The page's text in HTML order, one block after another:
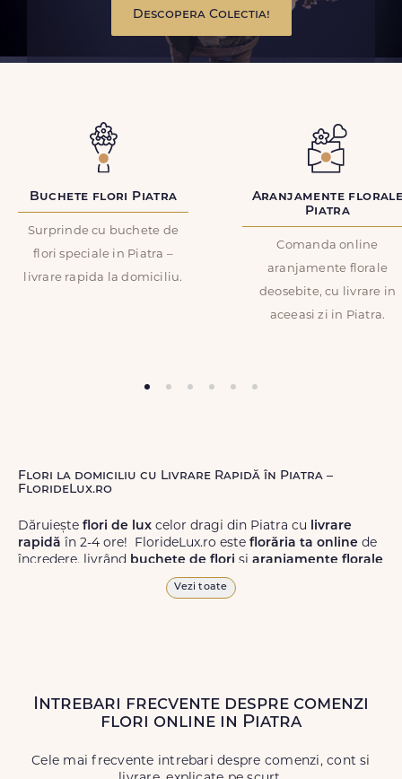
Descopera Colectia!
Buchete flori Piatra
Surprinde cu buchete de
flori speciale in Piatra –
livrare rapida la domiciliu.
Aranjamente
Piatra
Comanda online
aranjamente florale
deosebite, cu livrare in
aceeasi zi in Piatra.
Flori la domiciliu cu Livrare Rapidă în Piatra –
FlorideLux.ro
Dăruiește flori de lux celor dragi din Piatra cu livrare
rapidă în 2-4 ore! FlorideLux.ro este florăria ta online de
încredere, livrând buchete de flori și aranjamente florale
de calitate superioară în Piatra și în toată România.
Livrăm buchete de florichiar și în weekend, pentru ca tu
să poți adresa un gest frumos atunci când ai nevoie.
Vezi toate
Intrebari frecvente despre comenzi
flori online in Piatra
Cele mai frecvente intrebari despre comenzi, cont si